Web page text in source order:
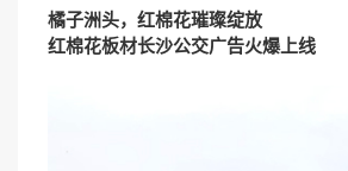
橘子洲头，红棉花璀璨绽放
红棉花板材长沙公交广告火爆上线